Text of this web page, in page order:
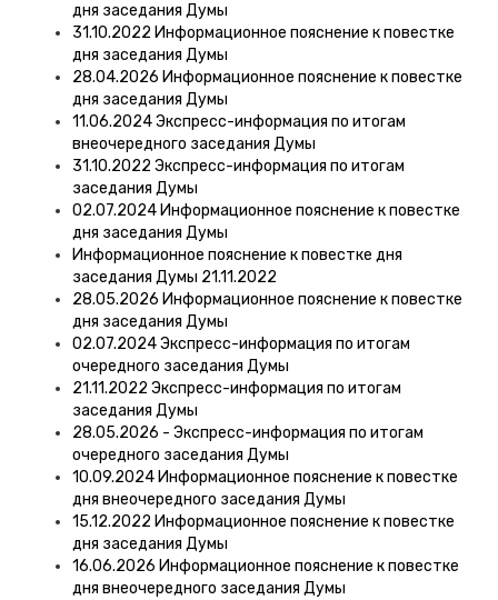
дня заседания Думы
31.10.2022 Информационное пояснение к повестке
дня заседания Думы
28.04.2026 Информационное пояснение к повестке
дня заседания Думы
11.06.2024 Экспресс-информация по итогам
внеочередного заседания Думы
31.10.2022 Экспресс-информация по итогам
заседания Думы
02.07.2024 Информационное пояснение к повестке
дня заседания Думы
Информационное пояснение к повестке дня
заседания Думы 21.11.2022
28.05.2026 Информационное пояснение к повестке
дня заседания Думы
02.07.2024 Экспресс-информация по итогам
очередного заседания Думы
21.11.2022 Экспресс-информация по итогам
заседания Думы
28.05.2026 - Экспресс-информация по итогам
очередного заседания Думы
10.09.2024 Информационное пояснение к повестке
дня внеочередного заседания Думы
15.12.2022 Информационное пояснение к повестке
дня заседания Думы
16.06.2026 Информационное пояснение к повестке
дня внеочередного заседания Думы